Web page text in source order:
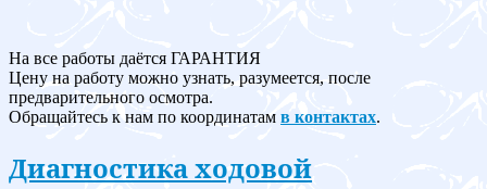
На все работы даётся ГАРАНТИЯ
Цену на работу можно узнать, разумеется, после
предварительного осмотра.
Обращайтесь к нам по координатам в контактах.
Диагностика ходовой